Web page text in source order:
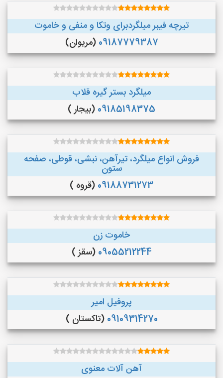
تیرچه فیبر میلگردبرای وتکا و منفی و خاموت
09187779387 (مریوان)
میلگرد بستر گیره قلاب
09185198375 (بیجار )
فروش انواع میلگرد، تیرآهن، نبشی، قوطی، صفحه
ستون
09188731273 (قروه )
خاموت زن
09055212244 (سقز )
پروفیل امیر
09109314270 (تاکستان )
آهن آلات معنوی